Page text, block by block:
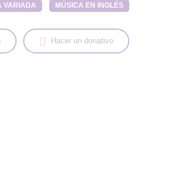
VARIADA MÚSICA EN INGLÉS
Hacer un donativo